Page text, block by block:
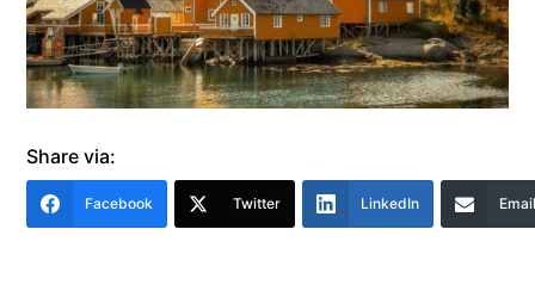
Share via:
Facebook Twitter LinkedIn